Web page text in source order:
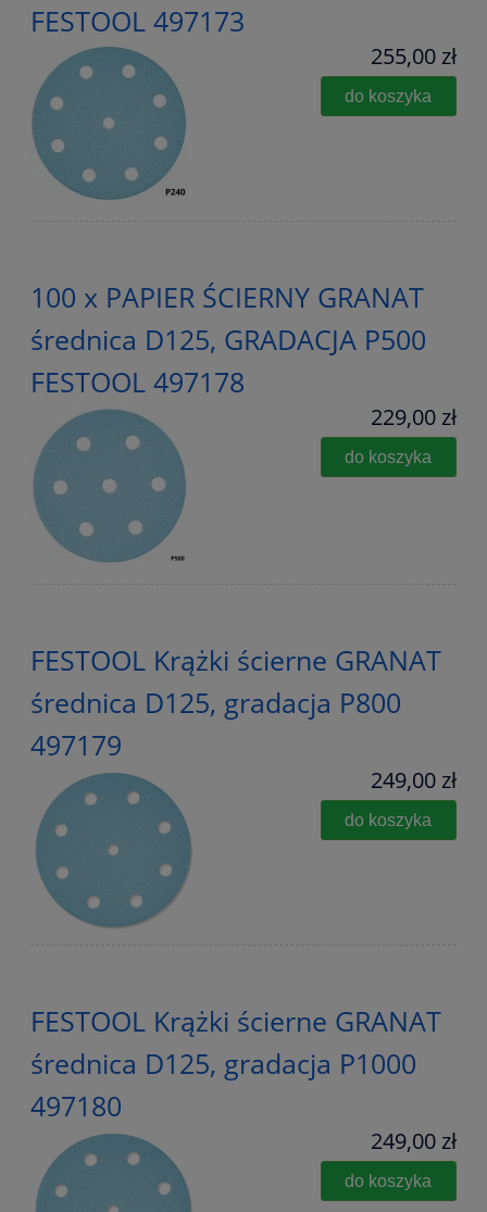
FESTOOL 497173
255,00 zł
do koszyka
100 x PAPIER ŚCIERNY GRANAT
średnica D125, GRADACJA P500
FESTOOL 497178
229,00 zł
do koszyka
FESTOOL Krążki ścierne GRANAT
średnica D125, gradacja P800
497179
249,00 zł
do koszyka
FESTOOL Krążki ścierne GRANAT
średnica D125, gradacja P1000
497180
249,00 zł
do koszyka